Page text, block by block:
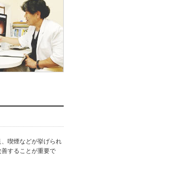
喫煙などが挙げられ
することが重要で